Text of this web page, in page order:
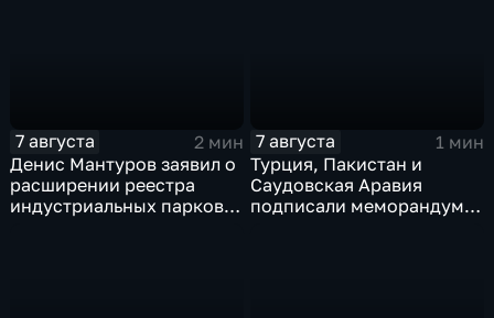
7 августа
2 мин
Денис Мантуров заявил о
расширении реестра
индустриальных парков в
7 августа
1 мин
Турция, Пакистан и
Саудовская Аравия
подписали меморандум о